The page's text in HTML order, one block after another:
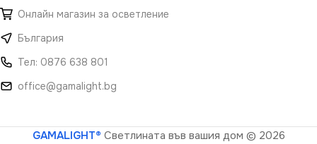
Онлайн магазин за осветление
България
Тел: 0876 638 801
office@gamalight.bg
GAMALIGHT® Светлината във вашия дом © 2026